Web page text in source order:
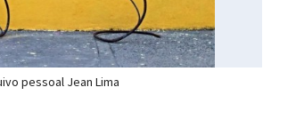
pessoal Jean Lima